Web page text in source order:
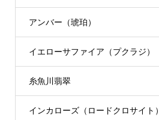
アンバー（琥珀）
イエローサファイア（プクラジ）
糸魚川翡翠
インカローズ（ロードクロサイト）